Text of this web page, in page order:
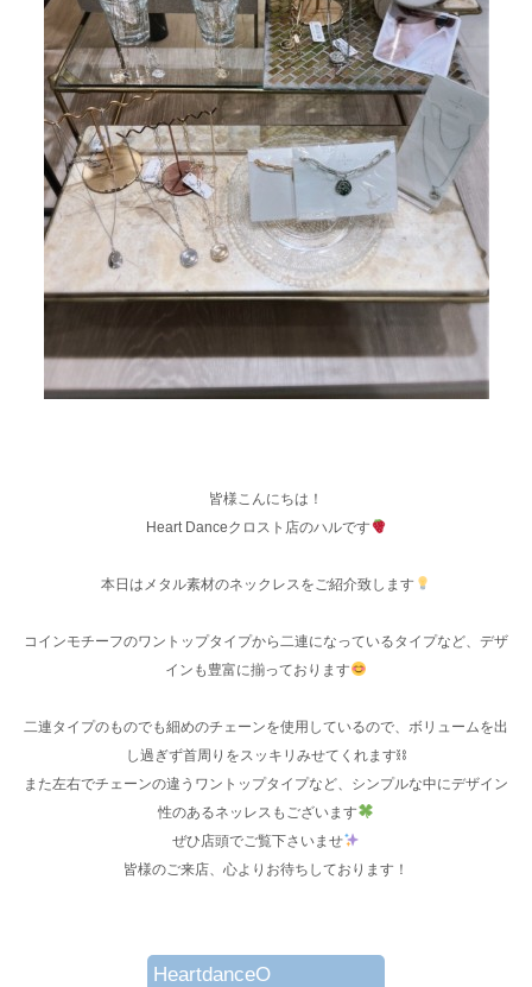
皆様こんにちは‪！
Heart Danceクロスト店のハルです
本日はメタル素材のネックレスをご紹介致します
コインモチーフのワントップタイプから二連になっているタイプなど、デザ
インも豊富に揃っております
二連タイプのものでも細めのチェーンを使用しているので、ボリュームを出
し過ぎず首周りをスッキリみせてくれます⛓
また左右でチェーンの違うワントップタイプなど、シンプルな中にデザイン
性のあるネッレスもございます
ぜひ店頭でご覧下さいませ
皆様のご来店、心よりお待ちしております！
HeartdanceO